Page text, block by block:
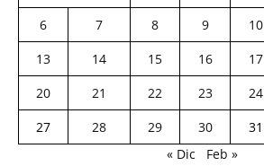
6
7 8 9 10
13
14 15 16 17
20
21 22 23 24
27
28 29 30
31
« Dic
Feb »